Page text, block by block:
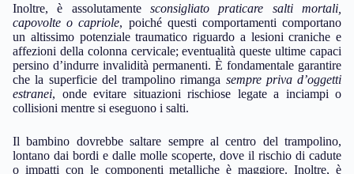
Inoltre, è assolutamente sconsigliato praticare salti mortali,
capovolte o capriole, poiché questi comportamenti comportano
un altissimo potenziale traumatico riguardo a lesioni craniche e
affezioni della colonna cervicale; eventualità queste ultime capaci
persino d’indurre invalidità permanenti. È fondamentale garantire
che la superficie del trampolino rimanga sempre priva d’oggetti
estranei, onde evitare situazioni rischiose legate a inciampi o
collisioni mentre si eseguono i salti.
Il bambino dovrebbe saltare sempre al centro del trampolino,
lontano dai bordi e dalle molle scoperte, dove il rischio di cadute
o impatti con le componenti metalliche è maggiore. Inoltre, è